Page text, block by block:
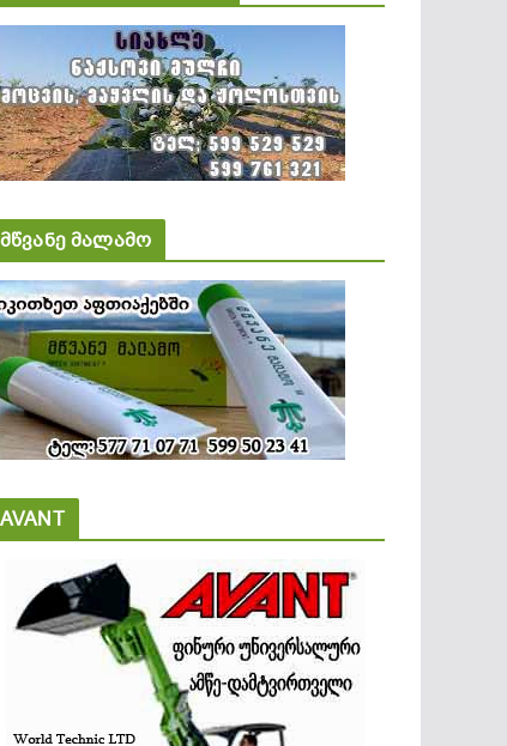
მწვანე მალამო
AVANT